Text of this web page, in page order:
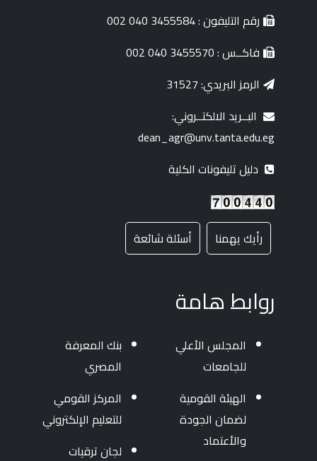
رقم التليفون : 3455584 040 002
فاكــس : 3455570 040 002
الرمز البريدي: 31527
البــريد الالكتــروني:
dean_agr@unv.tanta.edu.eg
دليل تليفونات الكلية
رأيك يهمنا أسئلة شائعة
روابط هامة
المجلس الأعلي
للجامعات
الهيئة القومية
لضمان الجودة
والأعتماد
بنك المعرفة
المصري
المركز القومي
للتعليم الإلكتروني
لجان ترقيات